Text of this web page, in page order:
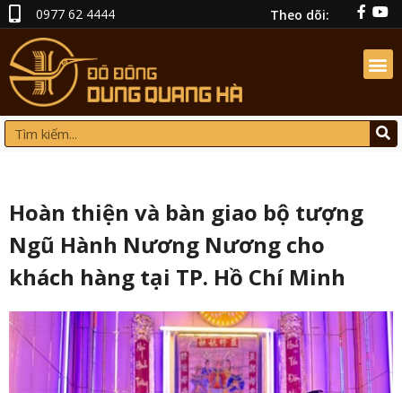
0977 62 4444 Theo dõi:
Hoàn thiện và bàn giao bộ tượng
Ngũ Hành Nương Nương cho
khách hàng tại TP. Hồ Chí Minh